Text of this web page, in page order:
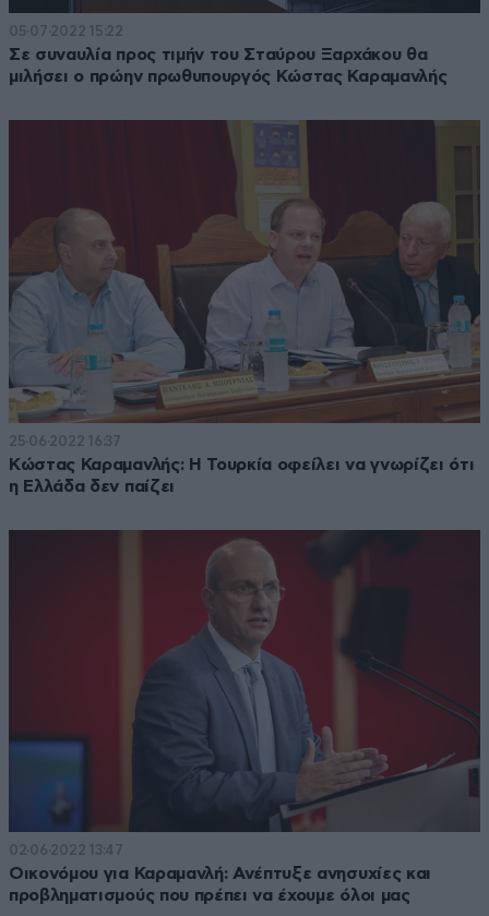
05·07·2022 15:22
Σε συναυλία προς τιμήν του Σταύρου Ξαρχάκου θα
μιλήσει ο πρώην πρωθυπουργός Κώστας Καραμανλής
25·06·2022 16:37
Κώστας Καραμανλής: Η Τουρκία οφείλει να γνωρίζει ότι
η Ελλάδα δεν παίζει
02·06·2022 13:47
Οικονόμου για Καραμανλή: Ανέπτυξε ανησυχίες και
προβληματισμούς που πρέπει να έχουμε όλοι μας